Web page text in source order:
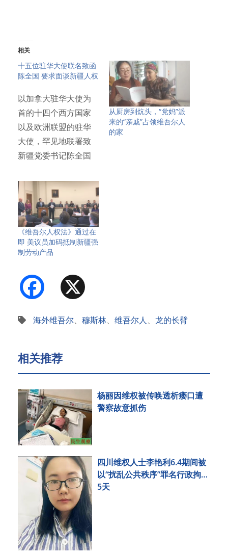
相关
十五位驻华大使联名致函
陈全国 要求面谈新疆人权
以加拿大驻华大使为
首的十四个西方国家
以及欧洲联盟的驻华
大使，罕见地联署致
新疆党委书记陈全国
从厨房到炕头，“党妈”派
来的“亲戚”占领维吾尔人
的家
《维吾尔人权法》通过在
即 美议员加码抵制新疆强
制劳动产品
Facebook
海外维吾尔、 穆斯林、 维吾尔人、 龙的长臂
相关推荐
杨丽因维权被传唤透析瘘口遭
警察故意抓伤
四川维权人士李艳利6.4期间被
以“扰乱公共秩序”罪名行政拘留
5天